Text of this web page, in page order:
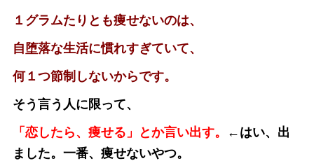
１グラムたりとも痩せないのは、
自堕落な生活に慣れすぎていて、
何１つ節制しないからです。
そう言う人に限って、
「恋したら、痩せる」とか言い出す。
←はい、出
ました。 一番、痩せないやつ。